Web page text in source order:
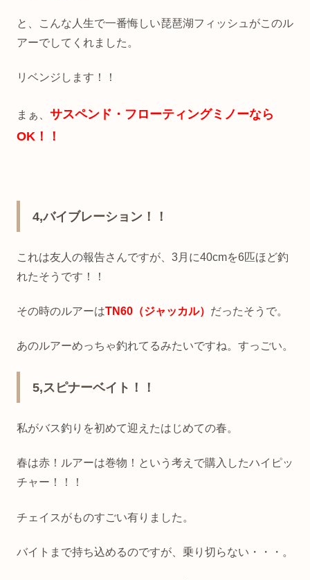
と、こんな人生で一番悔しい琵琶湖フィッシュがこのル
アーでしてくれました。
リベンジします！！
まぁ、 サスペンド・フローティングミノーなら
OK！！
4,バイブレーション！！
これは友人の報告さんですが、3月に40cmを6匹ほど釣
れたそうです！！
その時のルアーはTN60（ジャッカル） だったそうで。
あのルアーめっちゃ釣れてるみたいですね。すっごい。
5,スピナーベイト！！
私がバス釣りを初めて迎えたはじめての春。
春は赤！ルアーは巻物！という考えで購入したハイピッ
チャー！！！
チェイスがものすごい有りました。
バイトまで持ち込めるのですが、乗り切らない・・・。